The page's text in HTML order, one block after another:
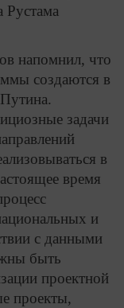
Рустама
напомнил, что
создаются в
задачи
в
время
и
с данными
быть
проектной
проекты,